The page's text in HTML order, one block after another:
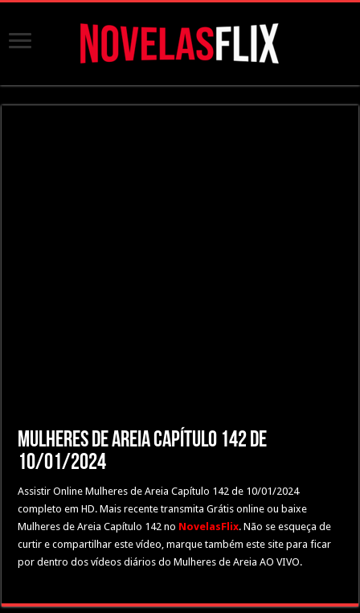
Mulheres de Areia Capítulo 142 de
10/01/2024
Assistir Online Mulheres de Areia Capítulo 142 de 10/01/2024
completo em HD. Mais recente transmita Grátis online ou baixe
Mulheres de Areia Capítulo 142 no NovelasFlix. Não se esqueça de
curtir e compartilhar este vídeo, marque também este site para ficar
por dentro dos vídeos diários do Mulheres de Areia AO VIVO.